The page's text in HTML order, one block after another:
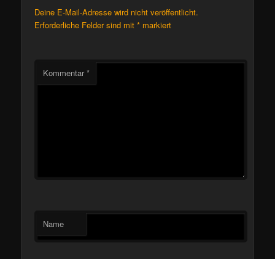
Deine E-Mail-Adresse wird nicht veröffentlicht.
Erforderliche Felder sind mit* markiert
Kommentar*
Name